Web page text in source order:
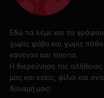
Εδώ τα λέμε και τα
χωρίς φόβο και χωρίς
κανέναν και τίποτα.
Η διερεύνηση της
μας και εσείς, φίλοι και
δύναμή μας!